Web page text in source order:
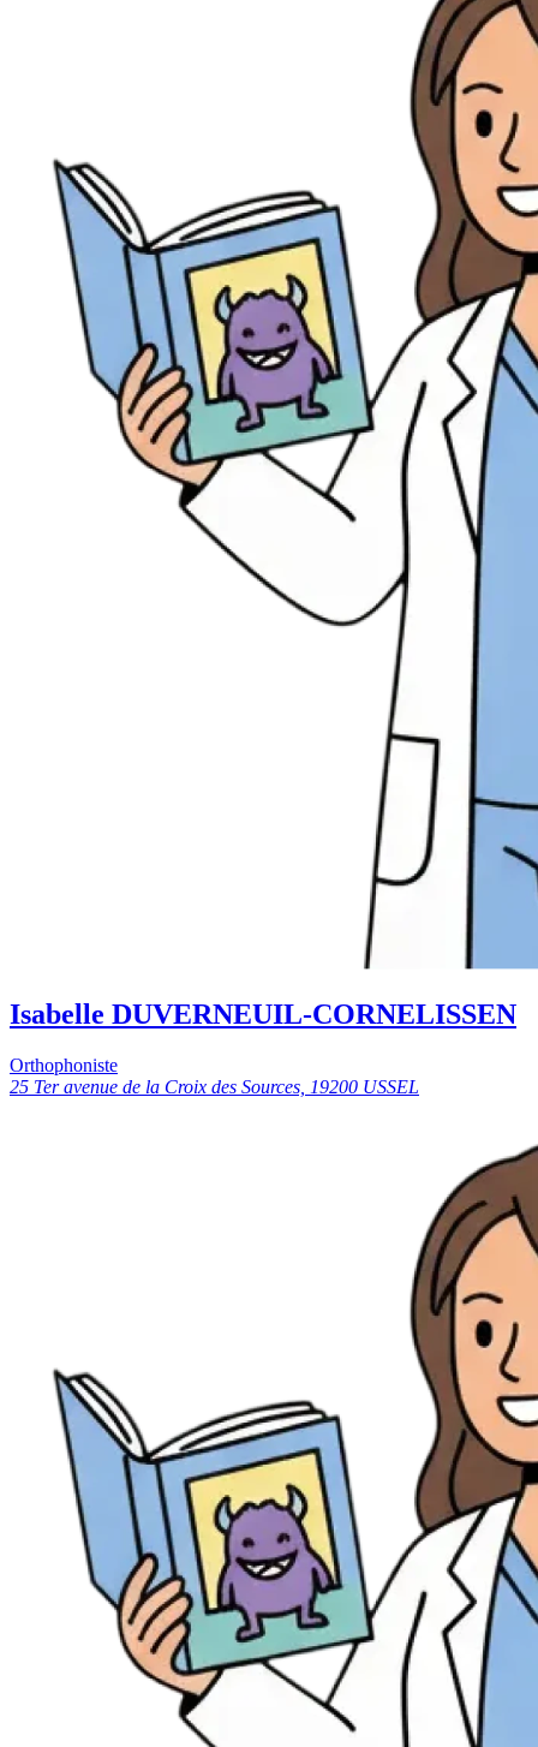
Isabelle DUVERNEUIL-CORNELISSEN
Orthophoniste
25 Ter avenue de la Croix des Sources, 19200 USSEL